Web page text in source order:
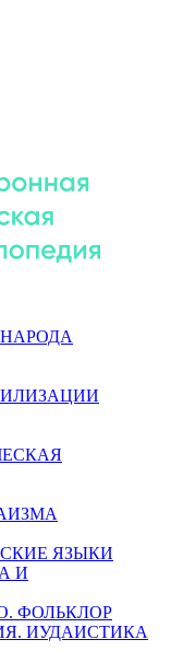
ЯЗЫКИ
И
ФОЛЬКЛОР
ИУДАИСТИКА